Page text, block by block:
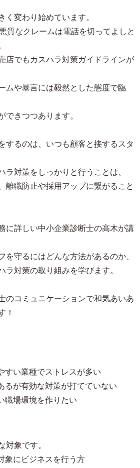
く変わり始めています。
質なクレームは電話を切ってよしと
店でもカスハラ対策ガイドラインが
ムや暴言には毅然とした態度で臨
できつつあります。
するのは、いつも顧客と接するスタ
ラ対策をしっかりと行うことは、
離職防止や採用アップに繋がること
に詳しい中小企業診断士の高木が講
を守るにはどんな方法があるのか、
ラ対策の取り組みを学びます。
のコミュニケーションで和気あいあ
！
すい業種でストレスが多い
るが有効な対策が打てていない
職場環境を作りたい
対象です。
象にビジネスを行う方